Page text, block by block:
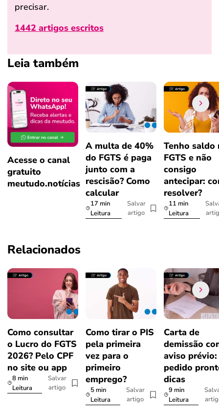
precisar.
1442 artigos escritos
Leia também
Acesse o canal
gratuito
meutudo.notícias
A multa de 40%
do FGTS é paga
junto com a
rescisão? Como
calcular
17 min
Leitura
Salvar
artigo
Tenho saldo
FGTS e não
consigo
antecipar:
resolver?
11 min
Leitura
Relacionados
Como consultar
o Lucro do FGTS
2026? Pelo CPF
no site ou app
8 min
Leitura
Salvar
artigo
Como tirar o PIS
pela primeira
vez para o
primeiro
emprego?
5 min
Leitura
Salvar
artigo
Carta de
demissão
aviso prévio:
pedido
dicas
9 min
Leitura